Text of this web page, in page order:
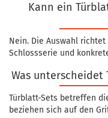
Kann ein
Nein. Die Auswahl
Schlossserie und
Was unterscheidet
Türblatt-Sets betreffen
beziehen sich auf den